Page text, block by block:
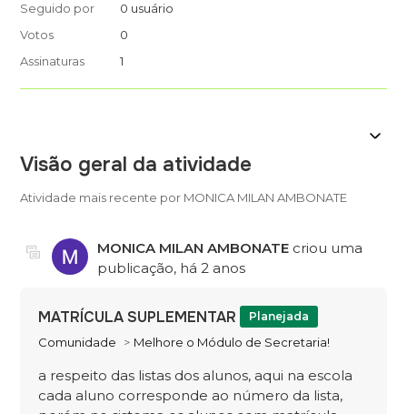
Seguido por
0 usuário
Votos
0
Assinaturas
1
Visão geral da atividade
Atividade mais recente por MONICA MILAN AMBONATE
MONICA MILAN AMBONATE criou uma
publicação, há 2 anos
MATRÍCULA SUPLEMENTAR Planejada
Comunidade Melhore o Módulo de Secretaria!
a respeito das listas dos alunos, aqui na escola
cada aluno corresponde ao número da lista,